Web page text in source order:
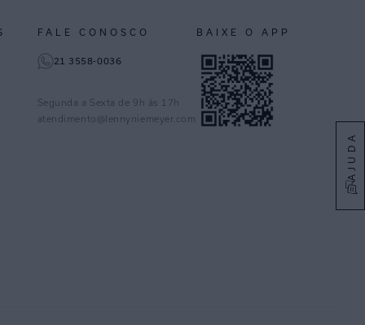
AJUDA
FALE CONOSCO
21 3558-0036
Segunda a Sexta de 9h às 17h
atendimento@lennyniemeyer.com
BAIXE O APP